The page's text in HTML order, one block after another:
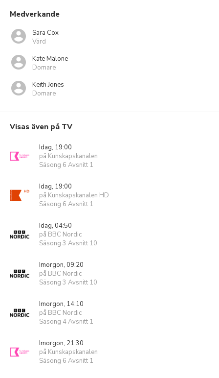
Medverkande
Sara Cox
Värd
Kate Malone
Domare
Keith Jones
Domare
Visas även på TV
Idag, 19:00
på Kunskapskanalen
Säsong 6 Avsnitt 1
Idag, 19:00
på Kunskapskanalen HD
Säsong 6 Avsnitt 1
Idag, 04:50
på BBC Nordic
Säsong 3 Avsnitt 10
Imorgon, 09:20
på BBC Nordic
Säsong 3 Avsnitt 10
Imorgon, 14:10
på BBC Nordic
Säsong 4 Avsnitt 1
Imorgon, 21:30
på Kunskapskanalen
Säsong 6 Avsnitt 1